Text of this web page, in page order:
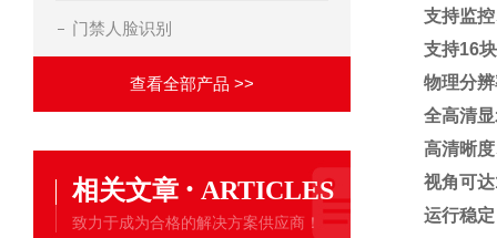
门禁人脸识别
查看全部产品 >>
相关文章 · ARTICLES
致力于成为合格的解决方案供应商！
支持监
支持16
物理分
全高清
高清晰
视角可
运行稳